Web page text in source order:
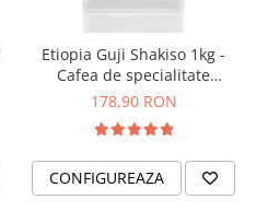
Etiopia Guji Shakiso 1kg -
Cafea de specialitate
DROPSHOT
178,90 RON
CONFIGUREAZA